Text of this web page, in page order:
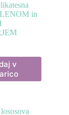
in
v